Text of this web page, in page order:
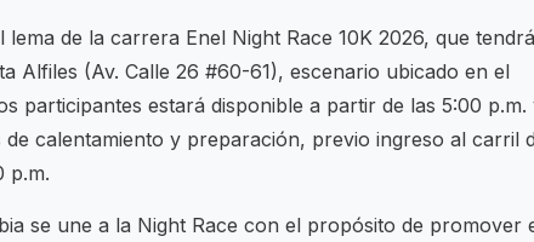
lema de la carrera Enel Night Race 10K 2026, que tendrá
Alfiles (Av. Calle 26 #60-61), escenario ubicado en el
participantes estará disponible a partir de las 5:00 p.m.
de calentamiento y preparación, previo ingreso al carril
p.m.
se une a la Night Race con el propósito de promover